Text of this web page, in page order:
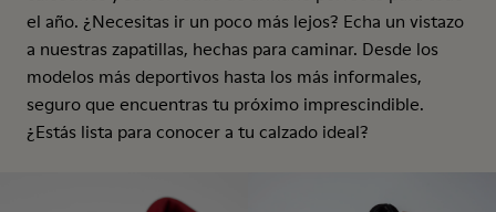
el año. ¿Necesitas ir un poco más lejos? Echa un vistazo
a nuestras zapatillas, hechas para caminar. Desde los
modelos más deportivos hasta los más informales,
seguro que encuentras tu próximo imprescindible.
¿Estás lista para conocer a tu calzado ideal?